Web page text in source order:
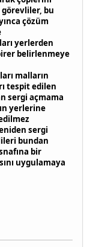
görevliler, bu
çözüm
yerlerden
belirlenmeye
malların
tespit edilen
sergi açmama
yerlerine
sergi
bundan
bir
uygulamaya